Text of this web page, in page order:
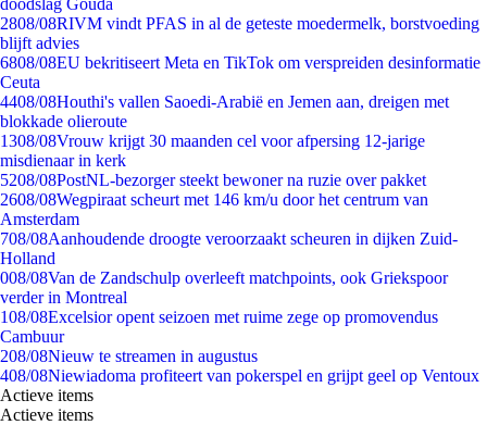
doodslag Gouda
2808/08RIVM vindt PFAS in al de geteste moedermelk, borstvoeding
blijft advies
6808/08EU bekritiseert Meta en TikTok om verspreiden desinformatie
Ceuta
4408/08Houthi's vallen Saoedi-Arabië en Jemen aan, dreigen met
blokkade olieroute
1308/08Vrouw krijgt 30 maanden cel voor afpersing 12-jarige
misdienaar in kerk
5208/08PostNL-bezorger steekt bewoner na ruzie over pakket
2608/08Wegpiraat scheurt met 146 km/u door het centrum van
Amsterdam
708/08Aanhoudende droogte veroorzaakt scheuren in dijken Zuid-
Holland
008/08Van de Zandschulp overleeft matchpoints, ook Griekspoor
verder in Montreal
108/08Excelsior opent seizoen met ruime zege op promovendus
Cambuur
208/08Nieuw te streamen in augustus
408/08Niewiadoma profiteert van pokerspel en grijpt geel op Ventoux
Actieve items
Actieve items